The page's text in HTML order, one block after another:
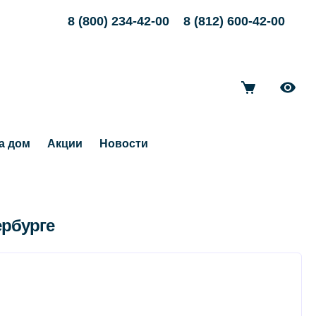
8 (800) 234-42-00 8 (812) 600-42-00
дом Акции Новости